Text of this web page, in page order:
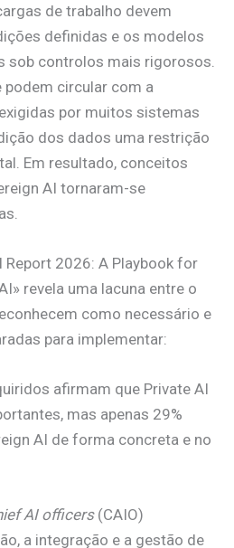
de trabalho devem
definidas e os modelos
sob controlos mais rigorosos.
podem circular com a
por muitos sistemas
dos dados uma restrição
Em resultado, conceitos
AI tornaram-se
Report 2026: A Playbook for
revela uma lacuna entre o
como necessário e
para implementar:
afirmam que Private AI
mas apenas 29%
AI de forma concreta e no
AI officers(CAIO)
a integração e a gestão de